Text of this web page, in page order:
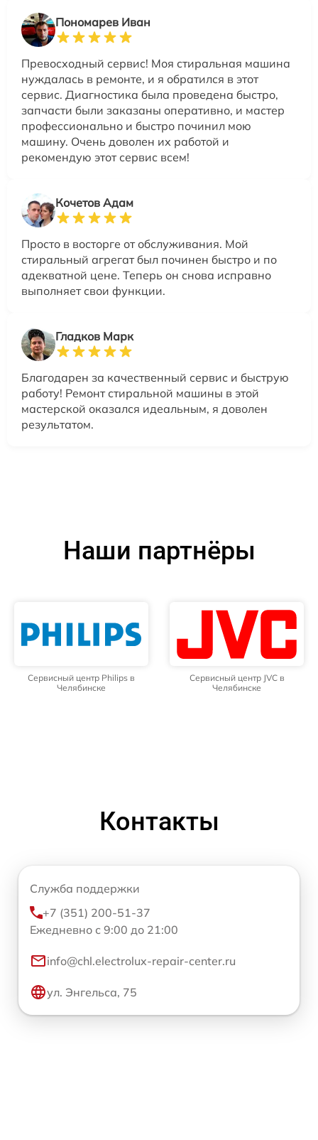
Пономарев Иван
Превосходный сервис! Моя стиральная машина
нуждалась в ремонте, и я обратился в этот
сервис. Диагностика была проведена быстро,
запчасти были заказаны оперативно, и мастер
профессионально и быстро починил мою
машину. Очень доволен их работой и
рекомендую этот сервис всем!
Кочетов Адам
Просто в восторге от обслуживания. Мой
стиральный агрегат был починен быстро и по
адекватной цене. Теперь он снова исправно
выполняет свои функции.
Гладков Марк
Благодарен за качественный сервис и быструю
работу! Ремонт стиральной машины в этой
мастерской оказался идеальным, я доволен
результатом.
Наши партнёры
Сервисный центр Philips в
Челябинске
Сервисный центр JVC в
Челябинске
Контакты
Служба поддержки
+7 (351) 200-51-37
Ежедневно с 9:00 до 21:00
info@chl.electrolux-repair-center.ru
ул. Энгельса, 75